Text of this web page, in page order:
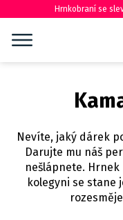
Hrnkobraní se
Nevíte, jaký dárek
Darujte mu náš
nešlápnete.
kolegyni se stane